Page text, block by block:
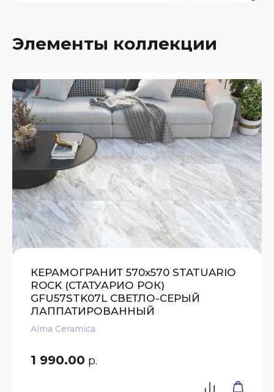
Элементы коллекции
КЕРАМОГРАНИТ 570х570 STATUARIO
ROCK (СТАТУАРИО РОК)
GFU57STK07L СВЕТЛО-СЕРЫЙ
ЛАППАТИРОВАННЫЙ
Alma Ceramica
1 990.00 р.